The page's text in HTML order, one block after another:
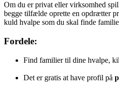
Om du er privat eller virksomhed
begge tilfælde oprette en opdrætter
kuld hvalpe som du skal finde
Fordele:
Find familier til dine hvalpe,
Det er gratis at have profil på